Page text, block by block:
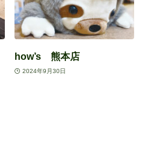
how’s 熊本店
2024年9月30日